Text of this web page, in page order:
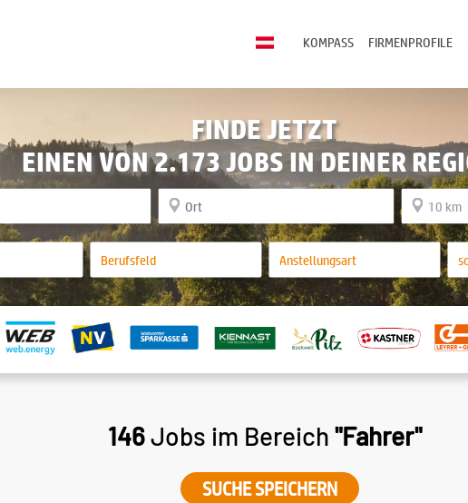
FIRMENPROFILE
KOMPASS
FINDE JETZT
EINEN VON 2.173 JOBS IN DEINER
146Jobs im Bereich "Fahrer"
SUCHE SPEICHERN